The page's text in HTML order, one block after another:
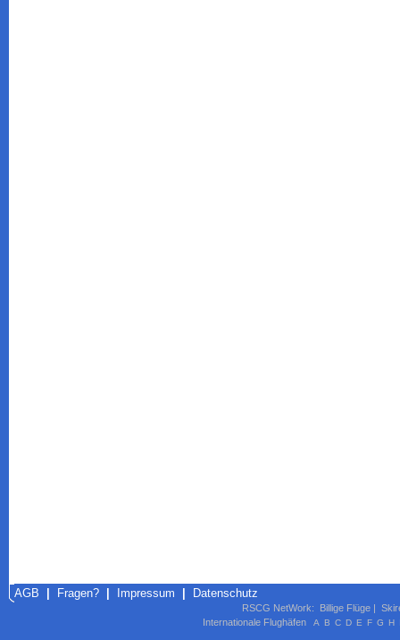
AGB Fragen? Impressum Datenschutz
RSCG NetWork: Billige Flüge |
Internationale Flughäfen
A B C D E F G H